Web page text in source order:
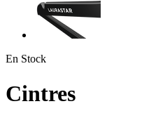
En Stock
Cintres